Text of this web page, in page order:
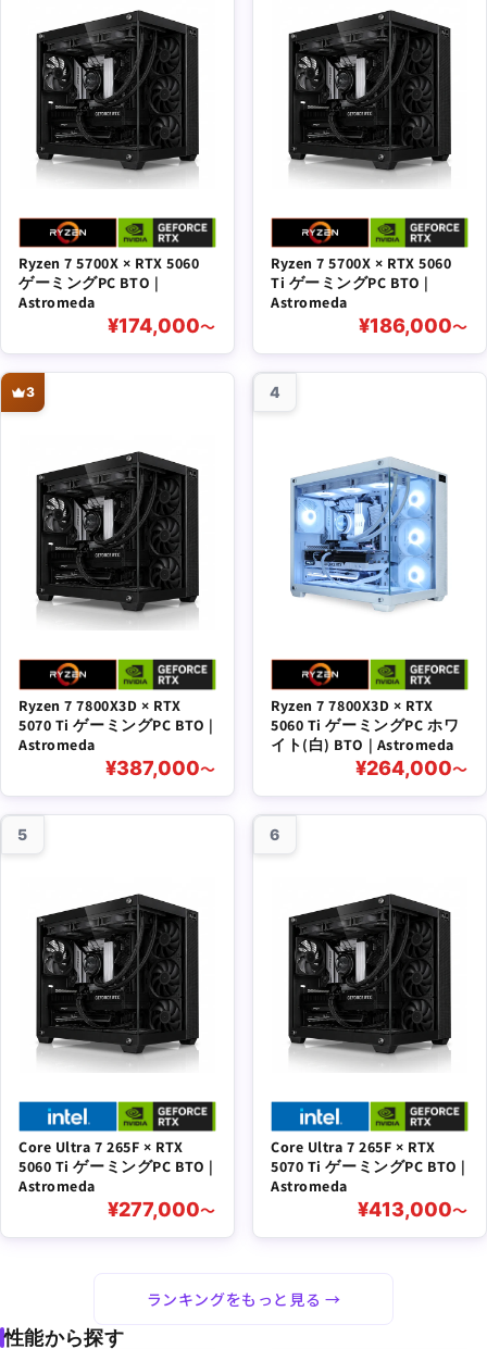
Ryzen 7 5700X × RTX 5060
ゲーミングPC BTO |
Astromeda
¥174,000〜
Ryzen 7 5700X × RTX 5060
Ti ゲーミングPC BTO |
Astromeda
¥186,000〜
3
Ryzen 7 7800X3D × RTX
5070 Ti ゲーミングPC BTO |
Astromeda
¥387,000〜
4
Ryzen 7 7800X3D × RTX
5060 Ti ゲーミングPC ホワ
イト(白) BTO | Astromeda
¥264,000〜
5
Core Ultra 7 265F × RTX
5060 Ti ゲーミングPC BTO |
Astromeda
¥277,000〜
6
Core Ultra 7 265F × RTX
5070 Ti ゲーミングPC BTO |
Astromeda
¥413,000〜
ランキングをもっと見る →
性能から探す